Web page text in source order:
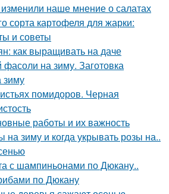
наше мнение о салатах
сорта картофеля для жарки:
и советы
как выращивать на даче
на зиму. Заготовка
зиму
помидоров. Черная
работы и их важность
на зиму и когда укрывать розы на..
с шампиньонами по Дюкану..
по Дюкану